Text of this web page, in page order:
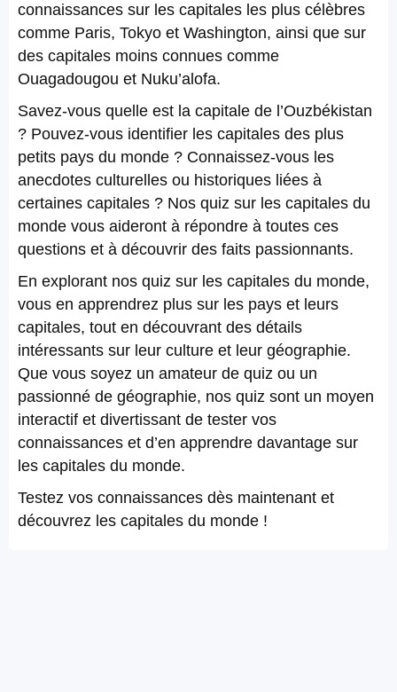
connaissances sur les capitales les plus célèbres
comme Paris, Tokyo et Washington, ainsi que sur
des capitales moins connues comme
Ouagadougou et Nuku’alofa.
Savez-vous quelle est la capitale de l’Ouzbékistan
? Pouvez-vous identifier les capitales des plus
petits pays du monde ? Connaissez-vous les
anecdotes culturelles ou historiques liées à
certaines capitales ? Nos quiz sur les capitales du
monde vous aideront à répondre à toutes ces
questions et à découvrir des faits passionnants.
En explorant nos quiz sur les capitales du monde,
vous en apprendrez plus sur les pays et leurs
capitales, tout en découvrant des détails
intéressants sur leur culture et leur géographie.
Que vous soyez un amateur de quiz ou un
passionné de géographie, nos quiz sont un moyen
interactif et divertissant de tester vos
connaissances et d’en apprendre davantage sur
les capitales du monde.
Testez vos connaissances dès maintenant et
découvrez les capitales du monde !